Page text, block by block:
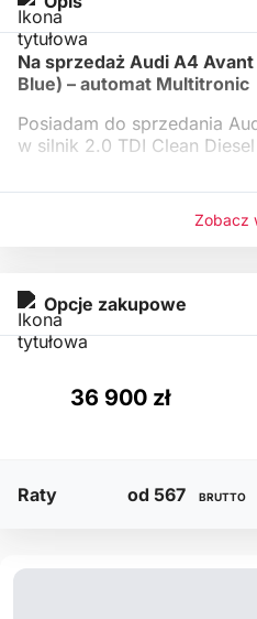
Na sprzedaż Audi A4
Blue) – automat Multitronic
Posiadam do sprzedania
w silnik 2.0 TDI Clean
Zobacz
Opcje zakupowe
36 900 zł
Raty od 567 BRUTTO